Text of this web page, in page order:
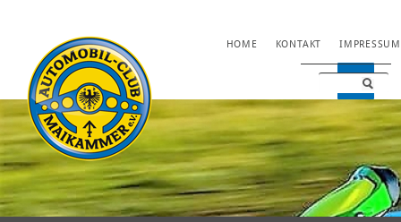
NAVIGATION
HOME KONTAKT IMPRESSUM